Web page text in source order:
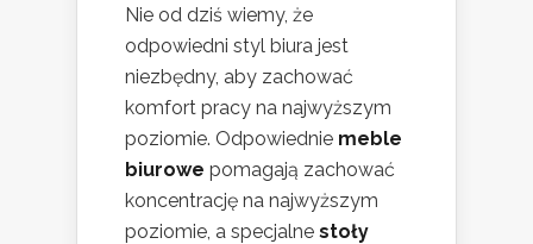
Nie od dziś wiemy, że
odpowiedni styl biura jest
niezbędny, aby zachować
komfort pracy na najwyższym
poziomie. Odpowiednie meble
biurowe pomagają zachować
koncentrację na najwyższym
poziomie, a specjalne stoły